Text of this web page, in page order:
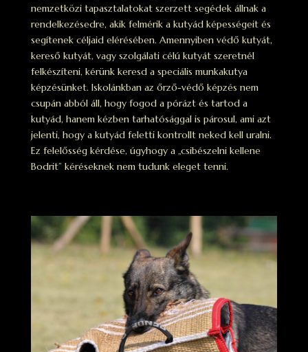
nemzetközi tapasztalatokat szerzett segédek állnak a
rendelkezésedre, akik felmérik a kutyád képességeit és
segítenek céljaid elérésében. Amennyiben védő kutyát,
kereső kutyát, vagy szolgálati célú kutyát szeretnél
felkészíteni, kérünk keresd a speciális munkakutya
képzésünket. Iskolánkban az őrző-védő képzés nem
csupán abból áll, hogy fogod a pórázt és tartod a
kutyád, hanem kézben tarhatósággal is párosul, ami azt
jelenti, hogy a kutyád feletti kontrollt neked kell uralni.
Ez felelősség kérdése, úgyhogy a „csibészelni kellene
Bodrit” kéréseknek nem tudunk eleget tenni.